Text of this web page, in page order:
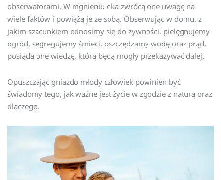
obserwatorami. W mgnieniu oka zwrócą one uwagę na
wiele faktów i powiążą je ze sobą. Obserwując w domu, z
jakim szacunkiem odnosimy się do żywności, pielęgnujemy
ogród, segregujemy śmieci, oszczędzamy wodę oraz prąd,
posiądą one wiedzę, którą będą mogły przekazywać dalej.
Opuszczając gniazdo młody człowiek powinien być
świadomy tego, jak ważne jest życie w zgodzie z naturą oraz
dlaczego.